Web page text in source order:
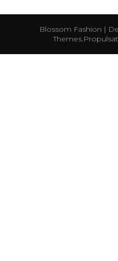
Blossom Fashion |
Themes